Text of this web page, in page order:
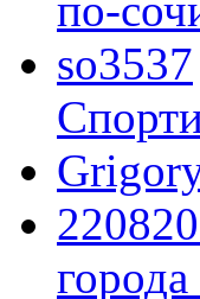
по-
so3537